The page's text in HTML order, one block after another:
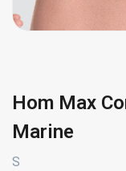
Hom Max
Marine
S